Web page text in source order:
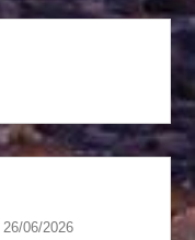
26/06/2026